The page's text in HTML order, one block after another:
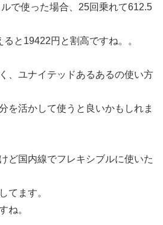
で使った場合、25回乗れて612.5
と19422円と割高ですね。。
、ユナイテッドあるあるの使い方
を活かして使うと良いかもしれま
ど国内線でフレキシブルに使いた
てます。
ね。